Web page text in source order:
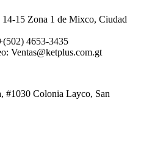
15 Zona 1 de Mixco, Ciudad
4653-3435
Ventas@ketplus.com.gt
#1030 Colonia Layco, San